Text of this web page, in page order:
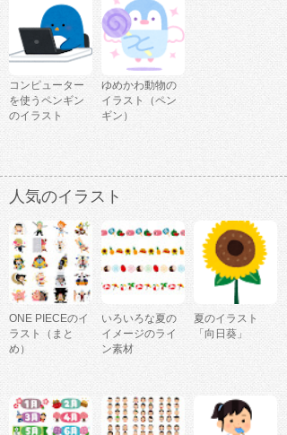
コンピューター
を使うペンギン
のイラスト
ゆめかわ動物の
イラスト（ペン
ギン）
人気のイラスト
ONE PIECEのイ
ラスト（まと
め）
いろいろな夏の
イメージのライ
ン素材
夏のイラスト
「向日葵」